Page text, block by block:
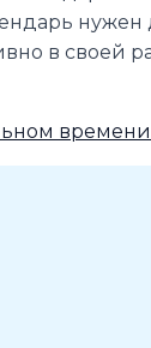
нужен
в своей
времени